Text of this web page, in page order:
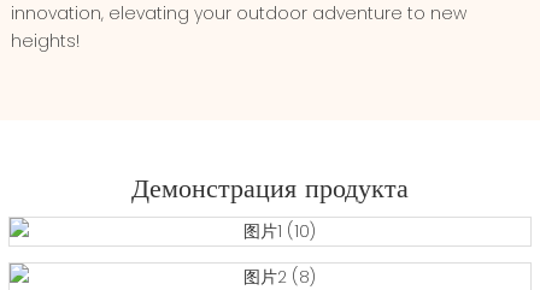
innovation, elevating your outdoor adventure to new
heights!
Демонстрация продукта